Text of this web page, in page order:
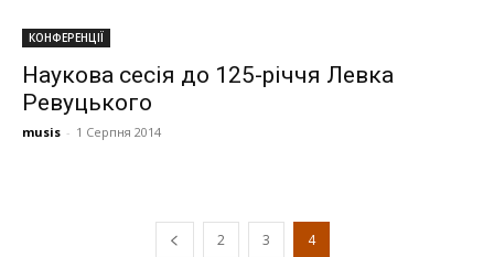
КОНФЕРЕНЦІЇ
Наукова сесія до 125-річчя Левка
Ревуцького
musis - 1 Серпня 2014
2 3 4